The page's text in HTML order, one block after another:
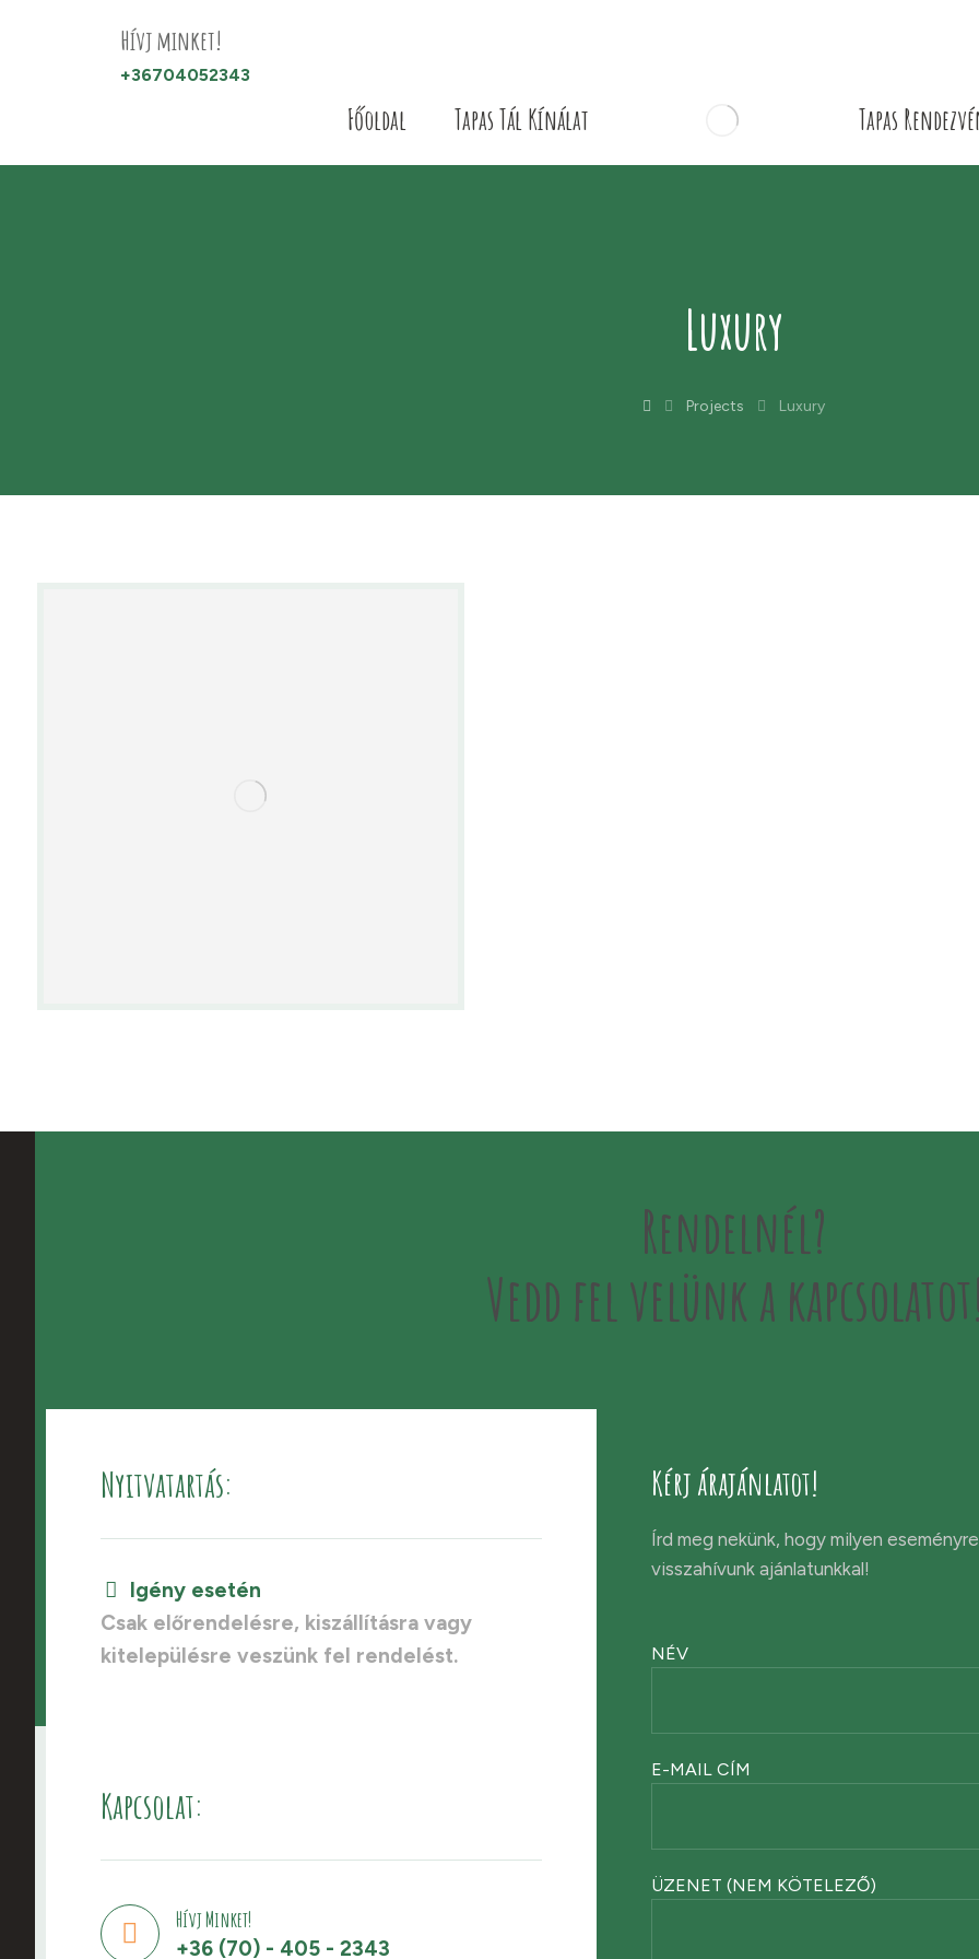
Hívj minket!
+36704052343
Főoldal Tapas Tál Kínálat Tapas
Luxury
Projects Luxury
Rendelnél?
Vedd fel velünk a
Nyitvatartás:
Igény esetén
Csak előrendelésre, kiszállításra vagy
kitelepülésre veszünk fel rendelést.
Kapcsolat:
Hívj Minket!
+36 (70) - 405 - 2343
Kérj árajánlatot!
Írd meg nekünk, hogy milyen
visszahívunk ajánlatunkkal!
NÉV
E-MAIL CÍM
ÜZENET (NEM KÖTELEZŐ)